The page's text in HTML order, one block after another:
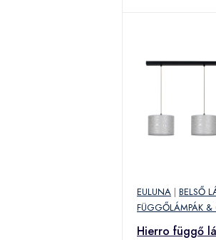
EULUNA | BELSŐ
FÜGGŐLÁMPÁK &
Hierro függő